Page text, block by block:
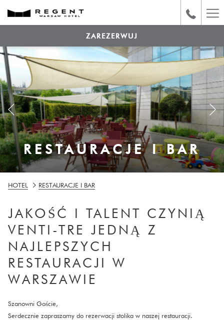
ZAREZERWUJ
RESTAURACJE I BAR
RESTAURACJE I BAR
following
links
will
update
the
content
poprzedni
HOTEL RESTAURACJE I BAR
JAKOŚĆ I TALENT CZYNIĄ
VENTI-TRE JEDNĄ Z
NAJLEPSZYCH
RESTAURACJI W
WARSZAWIE
Szanowni Goście,
Serdecznie zapraszamy do rezerwacji stolika w naszej restauracji.